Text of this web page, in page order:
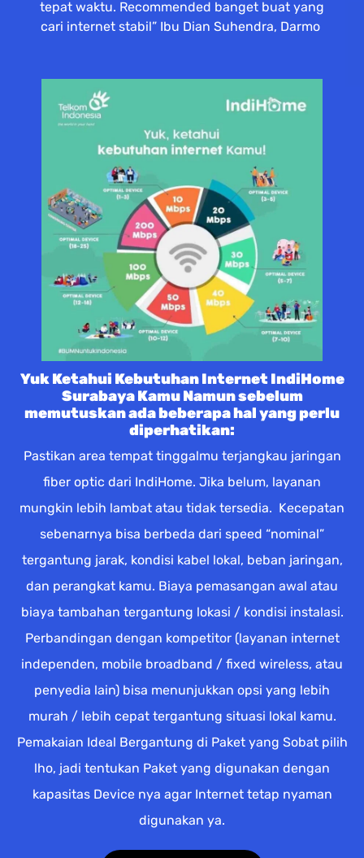
tepat waktu. Recommended banget buat yang
cari internet stabil” Ibu Dian Suhendra, Darmo
Yuk Ketahui Kebutuhan Internet IndiHome
Surabaya Kamu Namun sebelum
memutuskan ada beberapa hal yang perlu
diperhatikan:
Pastikan area tempat tinggalmu terjangkau jaringan
fiber optic dari IndiHome. Jika belum, layanan
mungkin lebih lambat atau tidak tersedia. Kecepatan
sebenarnya bisa berbeda dari speed “nominal”
tergantung jarak, kondisi kabel lokal, beban jaringan,
dan perangkat kamu. Biaya pemasangan awal atau
biaya tambahan tergantung lokasi / kondisi instalasi.
Perbandingan dengan kompetitor (layanan internet
independen, mobile broadband / fixed wireless, atau
penyedia lain) bisa menunjukkan opsi yang lebih
murah / lebih cepat tergantung situasi lokal kamu.
Pemakaian Ideal Bergantung di Paket yang Sobat pilih
lho, jadi tentukan Paket yang digunakan dengan
kapasitas Device nya agar Internet tetap nyaman
digunakan ya.